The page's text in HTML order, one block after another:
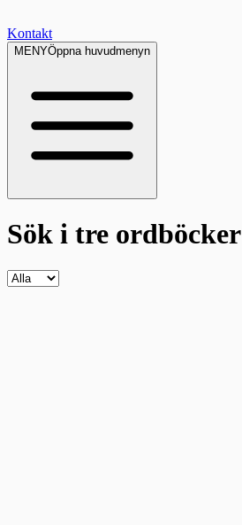
Kontakt
MENYÖppna huvudmenyn
Sök i tre ordböcker